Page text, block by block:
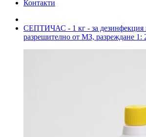
Контакти
СЕПТИЧАС - 1 кг - за дезинфекция
разрешително от МЗ, разреждане 1: